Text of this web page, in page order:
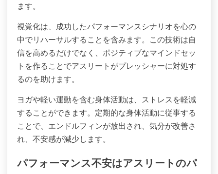
ます。
視覚化は、成功したパフォーマンスシナリオを心の
中でリハーサルすることを含みます。この技術は自
信を高めるだけでなく、ポジティブなマインドセッ
トを作ることでアスリートがプレッシャーに対処す
るのを助けます。
ヨガや軽い運動を含む身体活動は、ストレスを軽減
することができます。定期的な身体活動に従事する
ことで、エンドルフィンが放出され、気分が改善さ
れ、不安感が減少します。
パフォーマンス不安はアスリートのパ